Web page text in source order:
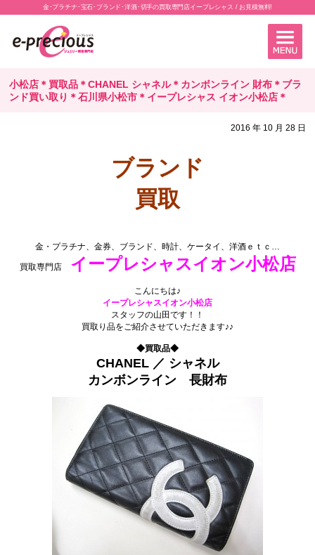
金･プラチナ･宝石･ブランド･洋酒･切手の買取専門店イープレシャス / お見積無料!
小松店＊買取品＊CHANEL シャネル＊カンボンライン 財布＊ブラ
ンド買い取り＊石川県小松市＊イープレシャス イオン小松店＊
2016 年 10 月 28 日
ブランド
買取
金・プラチナ、金券、ブランド、時計、ケータイ、洋酒ｅｔｃ…
買取専門店 イープレシャスイオン小松店
こんにちは♪
イープレシャスイオン小松店
スタッフの山田です！！
買取り品をご紹介させていただきます♪♪
◆買取品◆
CHANEL ／ シャネル
カンボンライン 長財布